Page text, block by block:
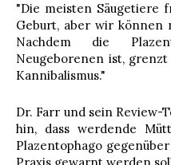
"Die meisten Säugetiere
Geburt, aber wir können
Nachdem die
Neugeborenen ist,
Kannibalismus."
Dr. Farr und sein Review-
hin, dass werdende
Plazentophago